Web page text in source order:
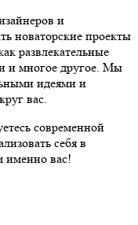
и
новаторские проекты
развлекательные
и многое другое. Мы
идеями и
вас.
современной
себя в
именно вас!